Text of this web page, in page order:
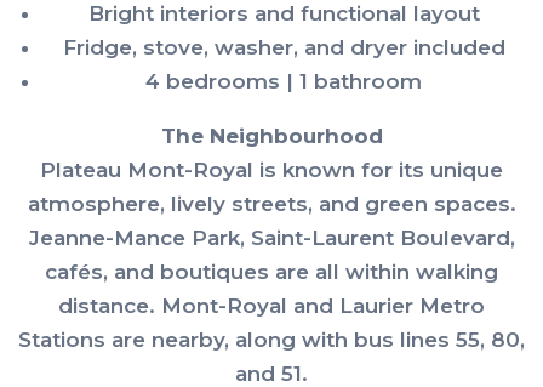
Bright interiors and functional layout
Fridge, stove, washer, and dryer included
4 bedrooms | 1 bathroom
The Neighbourhood
Plateau Mont-Royal is known for its unique
atmosphere, lively streets, and green spaces.
Jeanne-Mance Park, Saint-Laurent Boulevard,
cafés, and boutiques are all within walking
distance. Mont-Royal and Laurier Metro
Stations are nearby, along with bus lines 55, 80,
and 51.